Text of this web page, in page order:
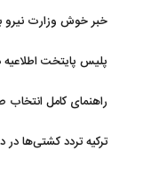
خبر خوش وزارت نیرو
پلیس پایتخت اطلاعیه
راهنمای کامل انتخاب
ترکیه تردد کشتی‌ها در